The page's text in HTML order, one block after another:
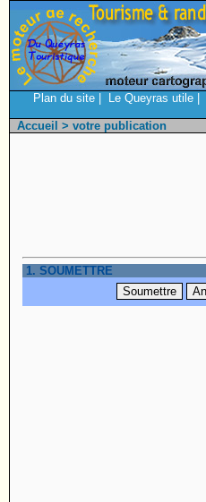
Plan du site Le Queyras utile
Accueil > votre publication
1. SOUMETTRE